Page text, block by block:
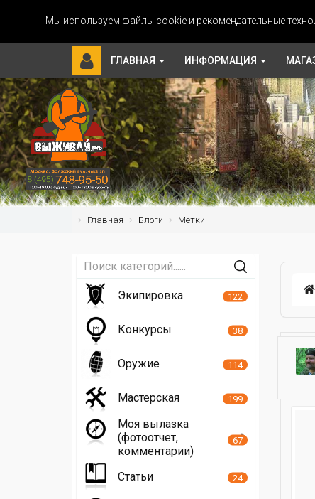
Мы используем файлы cookie и рекомендательные
ГЛАВНАЯ ИНФОРМАЦИЯ
Главная Блоги Метки
Экипировка 122
Конкурсы 38
Оружие 114
Мастерская 199
Моя вылазка
(фотоотчет,
комментарии)
67
Статьи 24